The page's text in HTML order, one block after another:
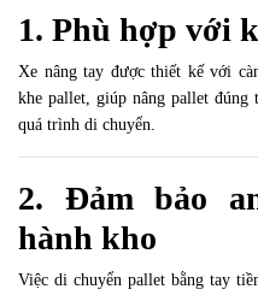
1. Phù hợp với
Xe nâng tay được thiết kế với
khe pallet, giúp nâng pallet đúng
quá trình di chuyển.
2. Đảm bảo
hành kho
Việc di chuyển pallet bằng tay